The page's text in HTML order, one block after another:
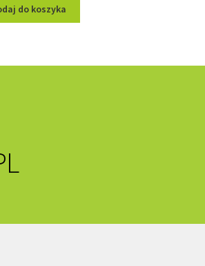
do koszyka